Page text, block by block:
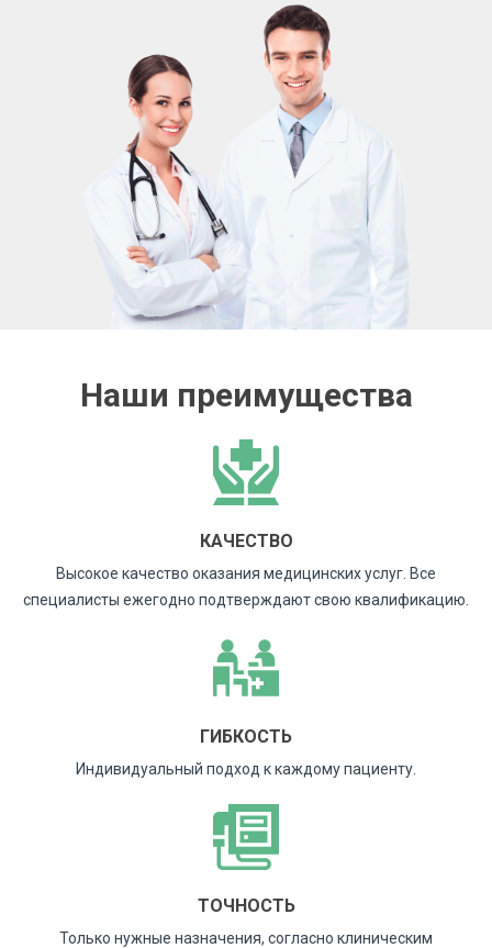
Наши преимущества
КАЧЕСТВО
Высокое качество оказания медицинских услуг. Все
специалисты ежегодно подтверждают свою квалификацию.
ГИБКОСТЬ
Индивидуальный подход к каждому пациенту.
ТОЧНОСТЬ
Только нужные назначения, согласно клиническим